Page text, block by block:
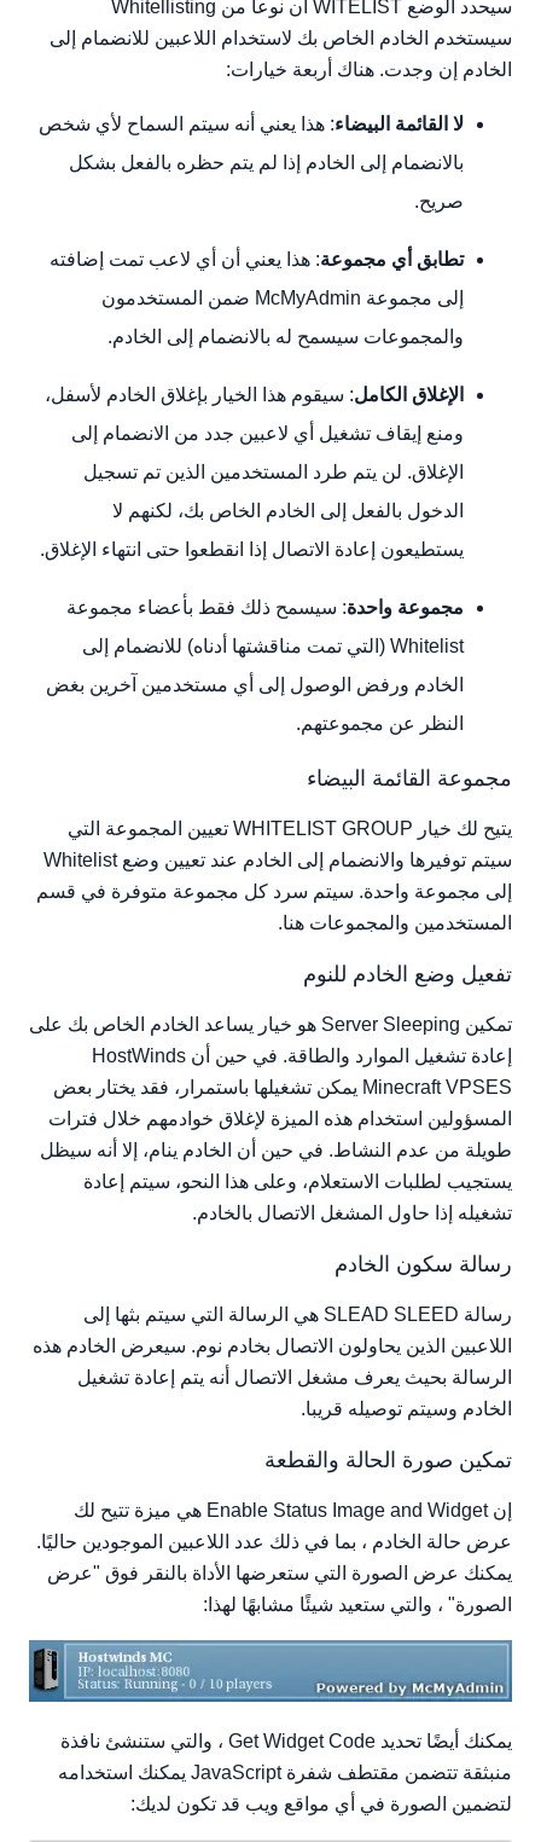
سيحدد الوضع WITELIST أن نوعا من Whitellisting
سيستخدم الخادم الخاص بك لاستخدام اللاعبين للانضمام إلى
الخادم إن وجدت. هناك أربعة خيارات:
لا القائمة البيضاء: هذا يعني أنه سيتم السماح لأي شخص
بالانضمام إلى الخادم إذا لم يتم حظره بالفعل بشكل
صريح.
تطابق أي مجموعة: هذا يعني أن أي لاعب تمت إضافته
إلى مجموعة McMyAdmin ضمن المستخدمون
والمجموعات سيسمح له بالانضمام إلى الخادم.
الإغلاق الكامل: سيقوم هذا الخيار بإغلاق الخادم لأسفل،
ومنع إيقاف تشغيل أي لاعبين جدد من الانضمام إلى
الإغلاق. لن يتم طرد المستخدمين الذين تم تسجيل
الدخول بالفعل إلى الخادم الخاص بك، لكنهم لا
يستطيعون إعادة الاتصال إذا انقطعوا حتى انتهاء الإغلاق.
مجموعة واحدة: سيسمح ذلك فقط بأعضاء مجموعة
Whitelist (التي تمت مناقشتها أدناه) للانضمام إلى
الخادم ورفض الوصول إلى أي مستخدمين آخرين بغض
النظر عن مجموعتهم.
مجموعة القائمة البيضاء
يتيح لك خيار WHITELIST GROUP تعيين المجموعة التي
سيتم توفيرها والانضمام إلى الخادم عند تعيين وضع Whitelist
إلى مجموعة واحدة. سيتم سرد كل مجموعة متوفرة في قسم
المستخدمين والمجموعات هنا.
تفعيل وضع الخادم للنوم
تمكين Server Sleeping هو خيار يساعد الخادم الخاص بك على
إعادة تشغيل الموارد والطاقة. في حين أن HostWinds
Minecraft VPSES يمكن تشغيلها باستمرار، فقد يختار بعض
المسؤولين استخدام هذه الميزة لإغلاق خوادمهم خلال فترات
طويلة من عدم النشاط. في حين أن الخادم ينام، إلا أنه سيظل
يستجيب لطلبات الاستعلام، وعلى هذا النحو، سيتم إعادة
تشغيله إذا حاول المشغل الاتصال بالخادم.
رسالة سكون الخادم
رسالة SLEAD SLEED هي الرسالة التي سيتم بثها إلى
اللاعبين الذين يحاولون الاتصال بخادم نوم. سيعرض الخادم هذه
الرسالة بحيث يعرف مشغل الاتصال أنه يتم إعادة تشغيل
الخادم وسيتم توصيله قريبا.
تمكين صورة الحالة والقطعة
إن Enable Status Image and Widget هي ميزة تتيح لك
عرض حالة الخادم ، بما في ذلك عدد اللاعبين الموجودين حاليًا.
يمكنك عرض الصورة التي ستعرضها الأداة بالنقر فوق "عرض
الصورة" ، والتي ستعيد شيئًا مشابهًا لهذا:
يمكنك أيضًا تحديد Get Widget Code ، والتي ستنشئ نافذة
منبثقة تتضمن مقتطف شفرة JavaScript يمكنك استخدامه
لتضمين الصورة في أي مواقع ويب قد تكون لديك: